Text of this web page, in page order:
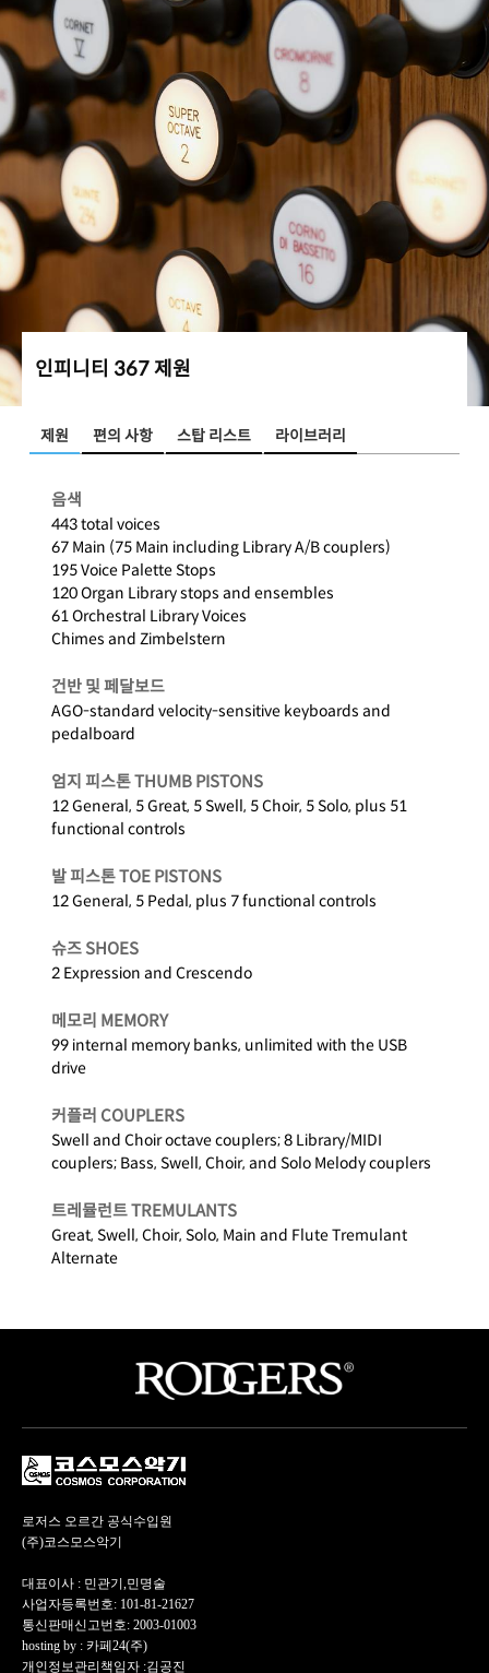
인피니티 367 제원
제원 편의 사항 스탑 리스트 라이브러리
음색
443 total voices
67 Main (75 Main including Library A/B couplers)
195 Voice Palette Stops
120 Organ Library stops and ensembles
61 Orchestral Library Voices
Chimes and Zimbelstern
건반 및 페달보드
AGO-standard velocity-sensitive keyboards and
pedalboard
엄지 피스톤 THUMB PISTONS
12 General, 5 Great, 5 Swell, 5 Choir, 5 Solo, plus 51
functional controls
발 피스톤 TOE PISTONS
12 General, 5 Pedal, plus 7 functional controls
슈즈 SHOES
2 Expression and Crescendo
메모리 MEMORY
99 internal memory banks, unlimited with the USB
drive
커플러 COUPLERS
Swell and Choir octave couplers; 8 Library/MIDI
couplers; Bass, Swell, Choir, and Solo Melody couplers
트레뮬런트 TREMULANTS
Great, Swell, Choir, Solo, Main and Flute Tremulant
Alternate
로저스 오르간 공식수입원
(주)코스모스악기
대표이사 : 민관기,민명술
사업자등록번호: 101-81-21627
통신판매신고번호: 2003-01003
hosting by : 카페24(주)
개인정보관리책임자 :김공진